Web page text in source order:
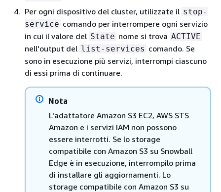
Per ogni dispositivo del cluster, utilizzate il stop-
service comando per interrompere ogni servizio
in cui il valore del State nome si trova ACTIVE
nell'output del list-services comando. Se
sono in esecuzione più servizi, interrompi ciascuno
di essi prima di continuare.
Nota
L'adattatore Amazon S3 EC2, AWS STS
Amazon e i servizi IAM non possono
essere interrotti. Se lo storage
compatibile con Amazon S3 su Snowball
Edge è in esecuzione, interrompilo prima
di installare gli aggiornamenti. Lo
storage compatibile con Amazon S3 su